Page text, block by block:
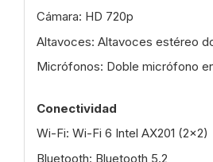
Cámara: HD 720p
Altavoces: Altavoces estéreo
Micrófonos: Doble micrófono
Conectividad
Wi-Fi: Wi-Fi 6 Intel AX201 (2x2)
Bluetooth: Bluetooth 5.2